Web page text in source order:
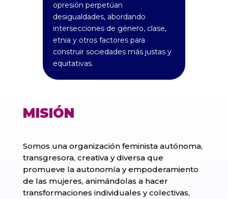
opresión perpetúan
desigualdades, abordando
intersecciones de género, clase,
etnia y otros factores para
construir sociedades más justas y
equitativas.
MISIÓN
Somos una organización feminista autónoma,
transgresora, creativa y diversa que
promueve la autonomía y empoderamiento
de las mujeres, animándolas a hacer
transformaciones individuales y colectivas,